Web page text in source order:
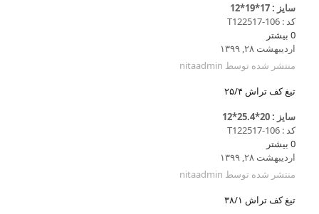
سایز : 17*19*12
کد : T122517-106
0 بیشتر
اردیبهشت ۲۸, ۱۳۹۹
منتشر شده توسط nitaadmin
تیغ کف تراش ۲۵/۴
سایز : 20*25.4*12
کد : T122517-106
0 بیشتر
اردیبهشت ۲۸, ۱۳۹۹
منتشر شده توسط nitaadmin
تیغ کف تراش ۳۸/۱